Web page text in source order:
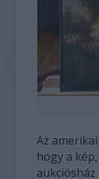
Az
hogy a